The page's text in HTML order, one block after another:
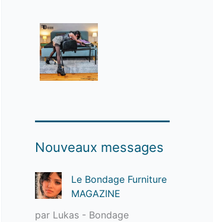
Nouveaux messages
Le Bondage Furniture
MAGAZINE
par Lukas - Bondage